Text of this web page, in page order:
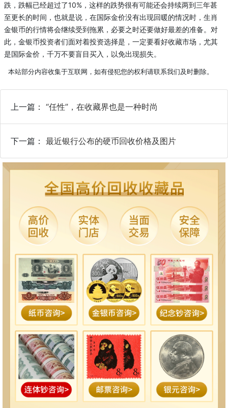
跌，跌幅已经超过了10%，这样的跌势很有可能还会持续两到三年甚
至更长的时间，也就是说，在国际金价没有出现回暖的情况时，生肖
金银币的行情将会继续受到拖累，必要之时还要做好最差的准备。对
此，金银币投资者们面对着投资选择是，一定要看好收藏市场，尤其
是国际金价，千万不要盲目买入，以免出现损失。
本站部分内容收集于互联网，如有侵犯您的权利请联系我们及时删除。
上一篇： “任性”，在收藏界也是一种时尚
下一篇： 最近银行公布的硬币回收价格及图片